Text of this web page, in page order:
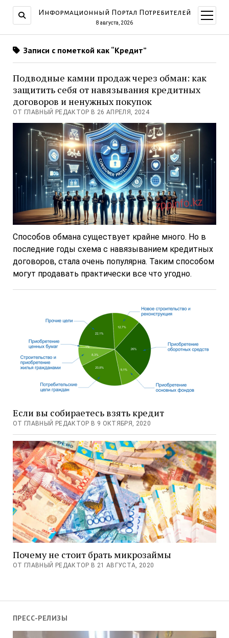
Информационный Портал Потребителей
8 августа, 2026
меню
ПРЕСС-РЕЛИЗЫ
Записи с пометкой как “Кредит”
Подводные камни продаж через обман: как
защитить себя от навязывания кредитных
договоров и ненужных покупок
ОТ ГЛАВНЫЙ РЕДАКТОР В 26 АПРЕЛЯ, 2024
Способов обмана существует крайне много. Но в
последние годы схема с навязыванием кредитных
договоров, стала очень популярна. Таким способом
могут продавать практически все что угодно.
Если вы собираетесь взять кредит
ОТ ГЛАВНЫЙ РЕДАКТОР В 9 ОКТЯБРЯ, 2020
Почему не стоит брать микрозаймы
ОТ ГЛАВНЫЙ РЕДАКТОР В 21 АВГУСТА, 2020